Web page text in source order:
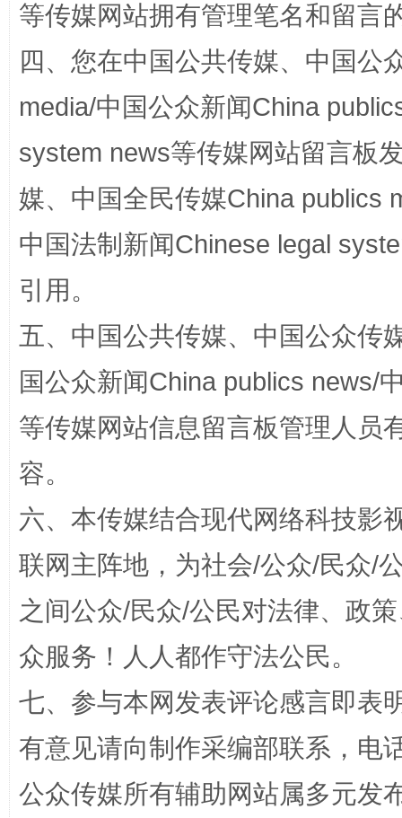
国家大学科技园优化重塑工作
扯下公款旅游的“隐身衣” 如何以
等传媒网站拥有管理笔名和留言
四、您在中国公共传媒、中国公
media/中国公众新闻China
system news等传媒网站留言板
媒、中国全民传媒China publics
中国法制新闻Chinese legal
引用。
五、中国公共传媒、中国公众传
国公众新闻China publics news/
等传媒网站信息留言板管理人员
容。
六、本传媒结合现代网络科技影
联网主阵地，为社会/公众/民众/
之间公众/民众/公民对法律、政
众服务！人人都作守法公民。
七、参与本网发表评论感言即表
有意见请向制作采编部联系，电
公众传媒所有辅助网站属多元发